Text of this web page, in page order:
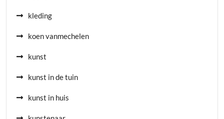
kleding
koen vanmechelen
kunst
kunst in de tuin
kunst in huis